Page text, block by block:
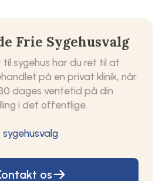
Frie Sygehusvalg
til sygehus har du ret til at
på en privat klinik, når
dages ventetid på din
i det offentlige.
os